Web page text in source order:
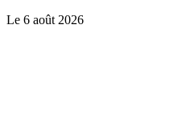
Le 6 août 2026